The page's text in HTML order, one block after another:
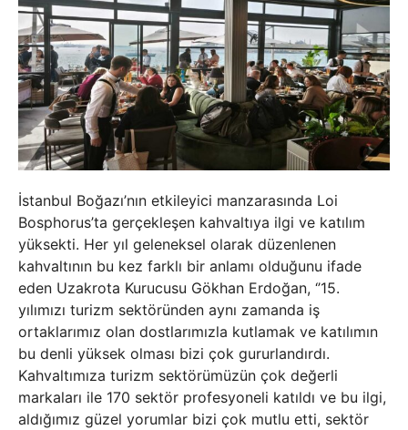
İstanbul Boğazı’nın etkileyici manzarasında Loi
Bosphorus’ta gerçekleşen kahvaltıya ilgi ve katılım
yüksekti. Her yıl geleneksel olarak düzenlenen
kahvaltının bu kez farklı bir anlamı olduğunu ifade
eden Uzakrota Kurucusu Gökhan Erdoğan, ‘’15.
yılımızı turizm sektöründen aynı zamanda iş
ortaklarımız olan dostlarımızla kutlamak ve katılımın
bu denli yüksek olması bizi çok gururlandırdı.
Kahvaltımıza turizm sektörümüzün çok değerli
markaları ile 170 sektör profesyoneli katıldı ve bu ilgi,
aldığımız güzel yorumlar bizi çok mutlu etti, sektör